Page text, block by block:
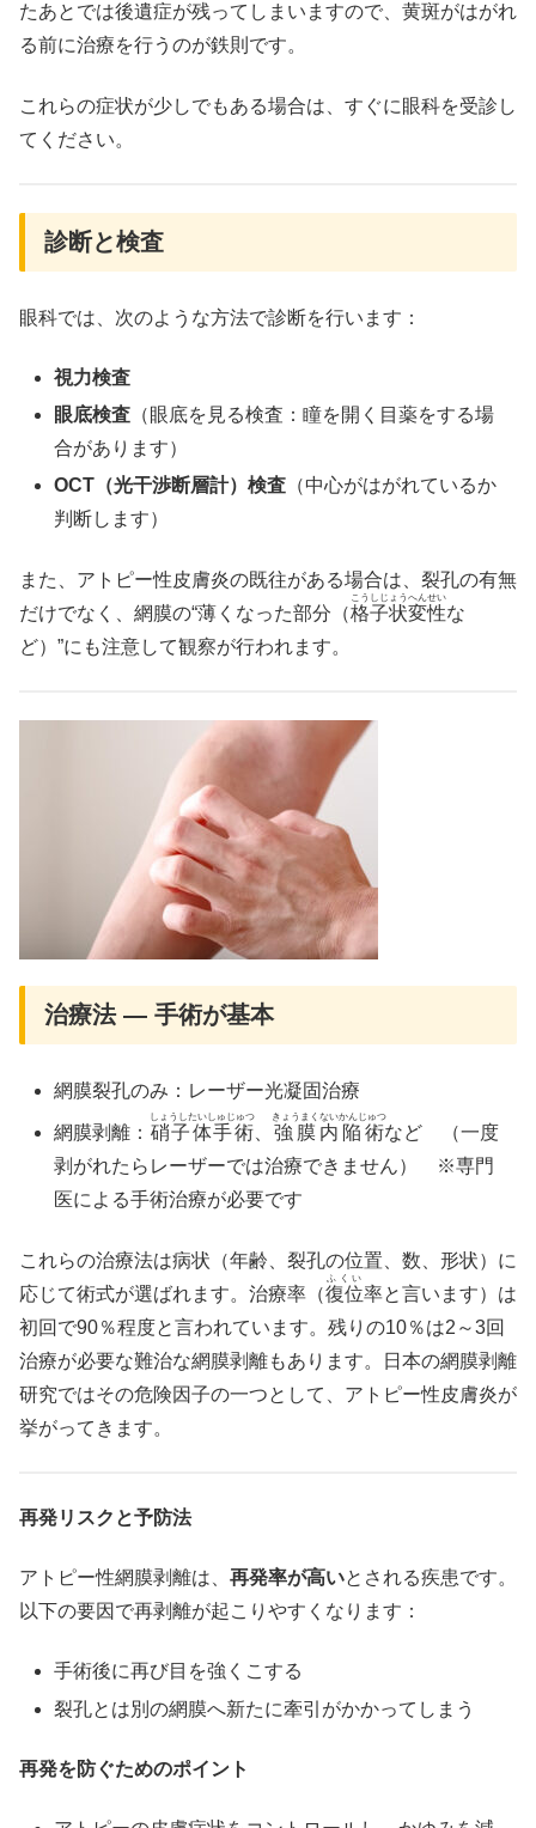
たあとでは後遺症が残ってしまいますので、黄斑がはがれ
る前に治療を行うのが鉄則です。
これらの症状が少しでもある場合は、すぐに眼科を受診し
てください。
診断と検査
眼科では、次のような方法で診断を行います：
視力検査
眼底検査 （眼底を見る検査：瞳を開く目薬をする場
合があります）
OCT（光干渉断層計）検査 （中心がはがれているか
判断します）
また、アトピー性皮膚炎の既往がある場合は、裂孔の有無
だけでなく、網膜の“薄くなった部分（格子状変性
こうしじょうへんせい
な
ど）”にも注意して観察が行われます。
治療法 ― 手術が基本
網膜裂孔のみ：レーザー光凝固治療
網膜剥離： 硝子体手術
しょうしたいしゅじゅつ
、 強膜内陥術
きょうまくないかんじゅつ
など （一度
剥がれたらレーザーでは治療できません） ※専門
医による手術治療が必要です
これらの治療法は病状（年齢、裂孔の位置、数、形状）に
応じて術式が選ばれます。治療率（復位
ふくい
率と言います）は
初回で90％程度と言われています。残りの10％は2～3回
治療が必要な難治な網膜剥離もあります。日本の網膜剥離
研究ではその危険因子の一つとして、アトピー性皮膚炎が
挙がってきます。
再発リスクと予防法
アトピー性網膜剥離は、 再発率が高いとされる疾患です。
以下の要因で再剥離が起こりやすくなります：
手術後に再び目を強くこする
裂孔とは別の網膜へ新たに牽引がかかってしまう
再発を防ぐためのポイント